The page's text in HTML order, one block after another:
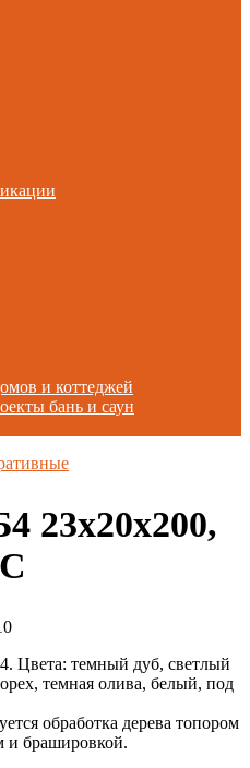
и коттеджей
бань и саун
23х20х200,
Цвета: темный дуб, светлый
темная олива, белый, под
обработка дерева топором
и брашировкой.